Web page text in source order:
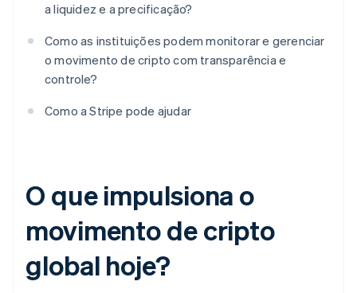
a liquidez e a precificação?
Como as instituições podem monitorar e gerenciar
o movimento de cripto com transparência e
controle?
Como a Stripe pode ajudar
O que impulsiona o
movimento de cripto
global hoje?